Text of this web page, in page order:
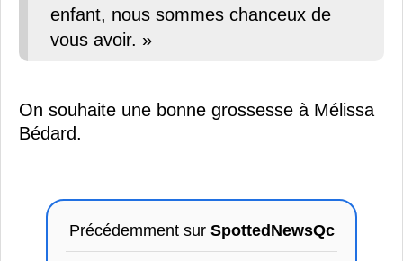
enfant, nous sommes chanceux de
vous avoir. »
On souhaite une bonne grossesse à Mélissa
Bédard.
Précédemment sur SpottedNewsQc